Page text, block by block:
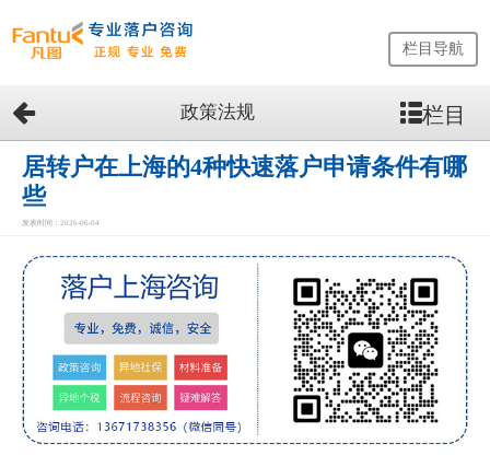
网
站
首
页
留
生
务
优
栏目导航
政策法规 栏目
居转户在上海的4种快速落户申请条件有哪
些
发表时间：2026-06-04